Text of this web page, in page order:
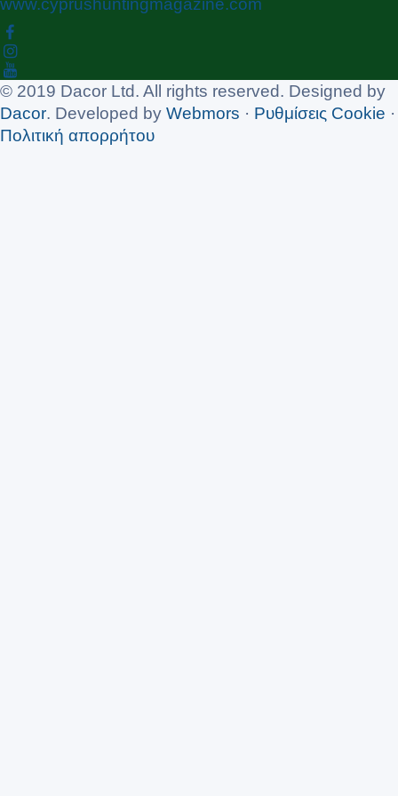
© 2019 Dacor Ltd. All rights reserved. Designed by
Dacor. Developed by Webmors · Ρυθμίσεις Cookie ·
Πολιτική απορρήτου